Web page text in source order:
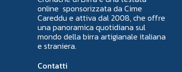
online sponsorizzata da Cime
Careddu e attiva dal 2008, che offre
una panoramica quotidiana sul
mondo della birra artigianale italiana
e straniera.
Contatti